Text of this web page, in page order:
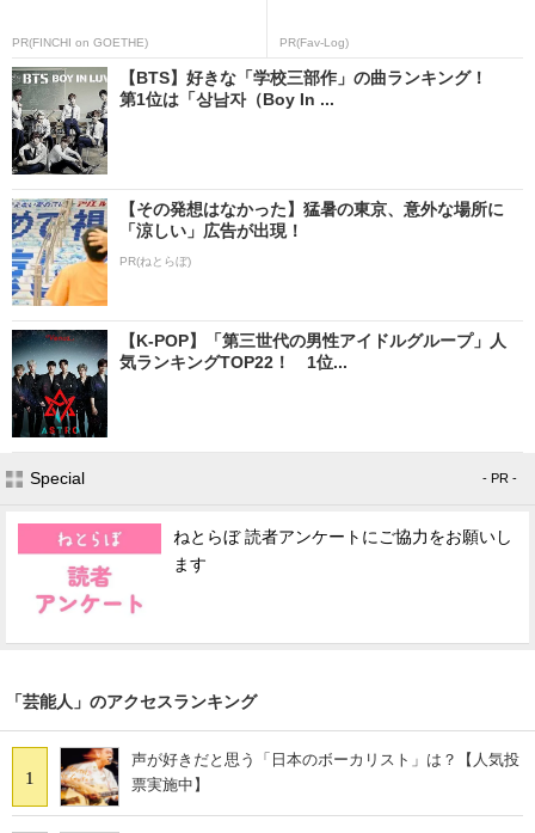
PR(FINCHI on GOETHE) PR(Fav-Log)
【BTS】好きな「学校三部作」の曲ランキング！
第1位は「상남자（Boy In ...
【その発想はなかった】猛暑の東京、意外な場所に
「涼しい」広告が出現！
PR(ねとらぼ)
【K-POP】「第三世代の男性アイドルグループ」人
気ランキングTOP22！ 1位...
Special - PR -
ねとらぼ 読者アンケートにご協力をお願いし
ます
「芸能人」のアクセスランキング
1
声が好きだと思う「日本のボーカリスト」は？【人気投
票実施中】